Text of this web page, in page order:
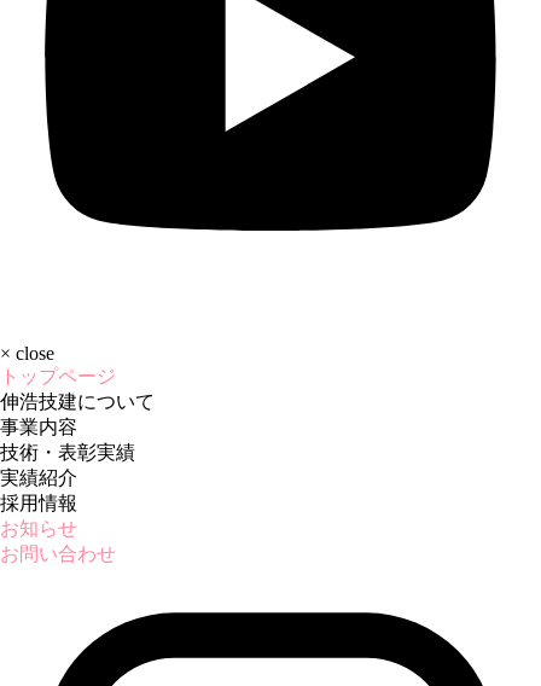
× close
トップページ
伸浩技建について
事業内容
技術・表彰実績
実績紹介
採用情報
お知らせ
お問い合わせ